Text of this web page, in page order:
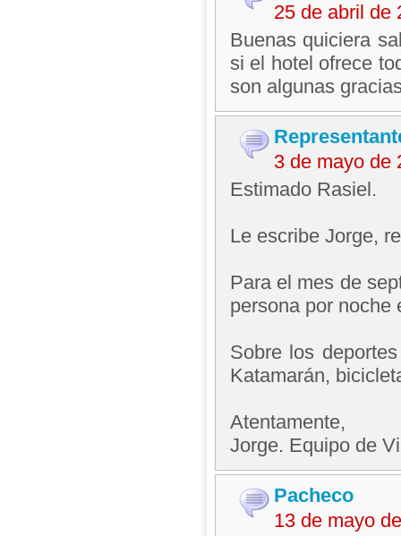
25 de abril de
Buenas quiciera
si el hotel ofrece
son algunas
3 de mayo de
Estimado Rasiel.
Le escribe Jorge,
Para el mes de
persona por noche
Sobre los
Katamarán,
Atentamente,
Jorge. Equipo de
Pacheco
13 de mayo